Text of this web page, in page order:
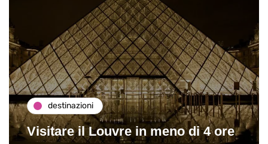
destinazioni
Visitare il Louvre in meno di 4 ore